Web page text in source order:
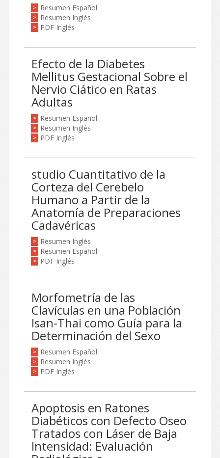
> Resumen Español
> Resumen Inglés
> PDF Inglés
Efecto de la Diabetes
Mellitus Gestacional Sobre el
Nervio Ciático en Ratas
Adultas
> Resumen Español
> Resumen Inglés
> PDF Inglés
studio Cuantitativo de la
Corteza del Cerebelo
Humano a Partir de la
Anatomía de Preparaciones
Cadavéricas
> Resumen Inglés
> Resumen Español
> PDF Inglés
Morfometría de las
Clavículas en una Población
Isan-Thai como Guía para la
Determinación del Sexo
> Resumen Español
> Resumen Inglés
> PDF Inglés
Apoptosis en Ratones
Diabéticos con Defecto Oseo
Tratados con Láser de Baja
Intensidad: Evaluación